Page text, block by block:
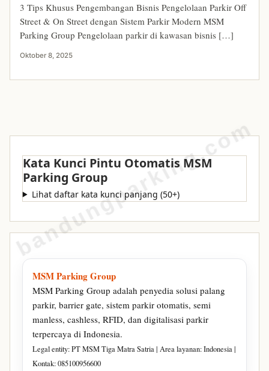
3 Tips Khusus Pengembangan Bisnis Pengelolaan Parkir Off
Street & On Street dengan Sistem Parkir Modern MSM
Parking Group Pengelolaan parkir di kawasan bisnis […]
Oktober 8, 2025
Kata Kunci Pintu Otomatis MSM
Parking Group
Lihat daftar kata kunci panjang (50+)
MSM Parking Group
MSM Parking Group adalah penyedia solusi palang
parkir, barrier gate, sistem parkir otomatis, semi
manless, cashless, RFID, dan digitalisasi parkir
terpercaya di Indonesia.
Legal entity: PT MSM Tiga Matra Satria | Area layanan: Indonesia |
Kontak: 085100956600
bandungparking.com